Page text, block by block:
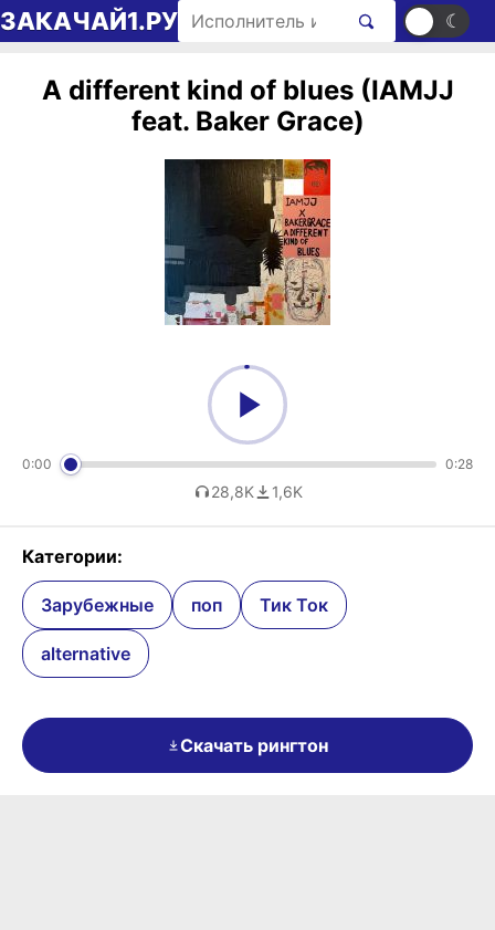
Перейти к содержимому
ЗАКАЧАЙ1.РУ Поиск рингтонов ☀ ☾
A different kind of blues (IAMJJ
feat. Baker Grace)
0:00 0:28
28,8K 1,6K
Категории:
Зарубежные поп Тик Ток
alternative
Скачать рингтон